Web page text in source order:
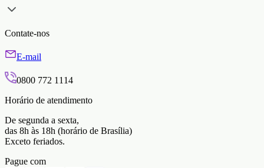
Contate-nos
E-mail
0800 772 1114
Horário de atendimento
De segunda a sexta,
das 8h às 18h (horário de Brasília)
Exceto feriados.
Pague com